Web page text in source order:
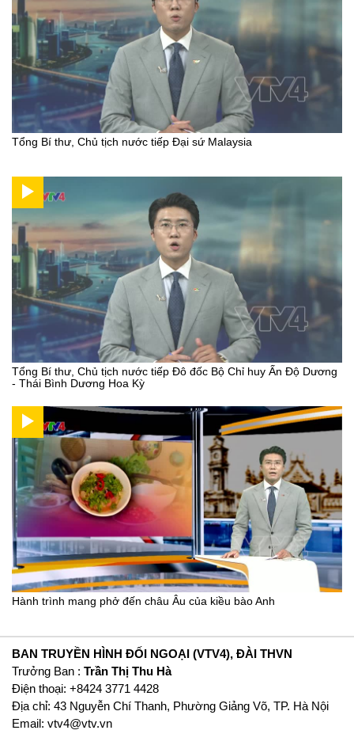
Tổng Bí thư, Chủ tịch nước tiếp Đại sứ Malaysia
Tổng Bí thư, Chủ tịch nước tiếp Đô đốc Bộ Chỉ huy Ấn Độ Dương
- Thái Bình Dương Hoa Kỳ
Hành trình mang phở đến châu Âu của kiều bào Anh
BAN TRUYỀN HÌNH ĐỐI NGOẠI (VTV4), ĐÀI THVN
Trưởng Ban : Trần Thị Thu Hà
Ðiện thoại: +8424 3771 4428
Địa chỉ: 43 Nguyễn Chí Thanh, Phường Giảng Võ, TP. Hà Nội
Email: vtv4@vtv.vn